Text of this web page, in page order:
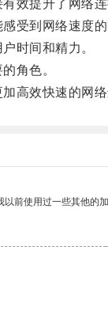
效提升了网络连
受到网络速度的
时间和精力。
角色。
高效快速的网络
前使用过一些其他的